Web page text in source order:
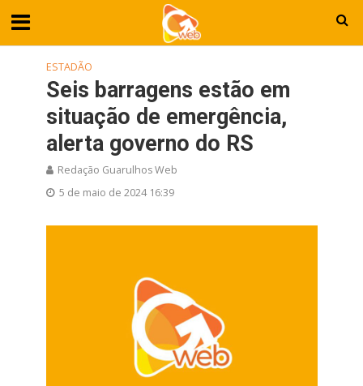
ESTADÃO
Seis barragens estão em
situação de emergência,
alerta governo do RS
Redação Guarulhos Web
5 de maio de 2024 16:39